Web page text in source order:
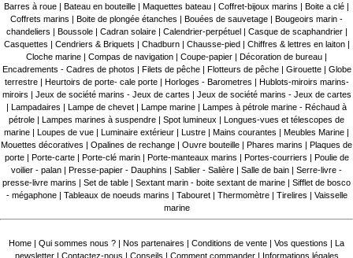
Barres à roue
Bateau en bouteille Maquettes bateau Coffret-bijoux marins Boite a clé
Coffrets marins
Boite de plongée étanches Bouées de sauvetage
Bougeoirs marin -
chandeliers
Boussole| Cadran solaire| Calendrier-perpétuel Casque de scaphandrier|
Casquettes
Cendriers & Briquets Chadburn| Chausse-pied Chiffres & lettres en laiton|
Cloche marine
Compas de navigation Coupe-papier Décoration de bureau
Encadrements - Cadres de photos
Filets de pêche| Flotteurs de pêche| Girouette| Globe
terrestre| Heurtoirs de porte- cale porte| Horloges - Barometres
Hublots-miroirs marins-
miroirs
Jeux de société marins - Jeux de cartes
Jeux de société marins - Jeux de cartes
Lampadaires Lampe de chevet Lampe marine
Lampes à pétrole marine - Réchaud à
pétrole
Lampes marines à suspendre Spot lumineux
Longues-vues et télescopes de
marine
Loupes de vue Luminaire extérieur Lustre Mains courantes Meubles Marine
Mouettes décoratives
Opalines de rechange Ouvre bouteille Phares marins
Plaques de
porte| Porte-carte| Porte-clé marin Porte-manteaux marins Portes-courriers
Poulie de
voilier - palan
Presse-papier - Dauphins Sablier - Salière Salle de bain
Serre-livre -
presse-livre marins
Set de table Sextant marin - boite sextant de marine
Sifflet de bosco
- mégaphone| Tableaux de noeuds marins Tabouret| Thermomètre| Tirelires
Vaisselle
marine
Home Qui sommes nous ? Nos partenaires Conditions de vente Vos questions
La
newsletter
Contactez-nous Conseils Comment commander Informations légales